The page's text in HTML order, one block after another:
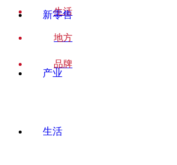
新零售
产业
生活
生活
地方
品牌